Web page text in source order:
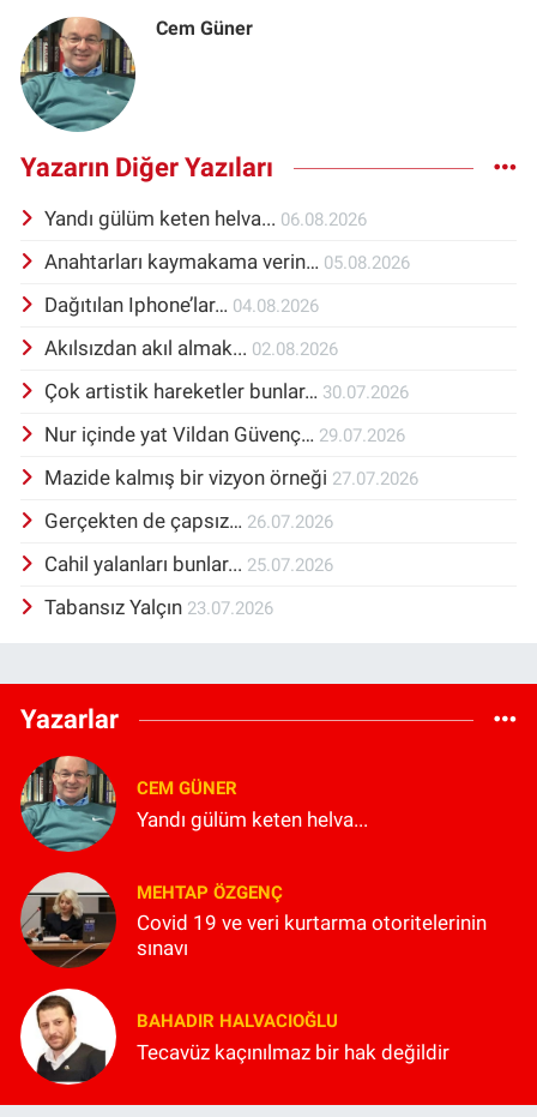
Cem Güner
Yazarın Diğer Yazıları
Yandı gülüm keten helva... 06.08.2026
Anahtarları kaymakama verin… 05.08.2026
Dağıtılan Iphone’lar… 04.08.2026
Akılsızdan akıl almak... 02.08.2026
Çok artistik hareketler bunlar… 30.07.2026
Nur içinde yat Vildan Güvenç… 29.07.2026
Mazide kalmış bir vizyon örneği 27.07.2026
Gerçekten de çapsız… 26.07.2026
Cahil yalanları bunlar... 25.07.2026
Tabansız Yalçın 23.07.2026
Yazarlar
CEM GÜNER
Yandı gülüm keten helva...
MEHTAP ÖZGENÇ
Covid 19 ve veri kurtarma otoritelerinin
sınavı
BAHADIR HALVACIOĞLU
Tecavüz kaçınılmaz bir hak değildir